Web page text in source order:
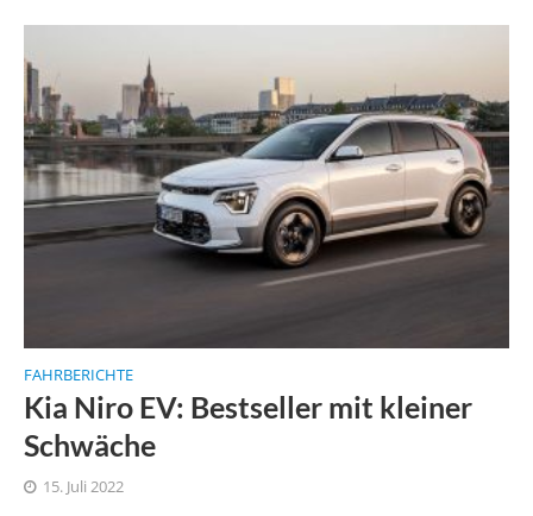
FAHRBERICHTE
Kia Niro EV: Bestseller mit kleiner
Schwäche
15. Juli 2022